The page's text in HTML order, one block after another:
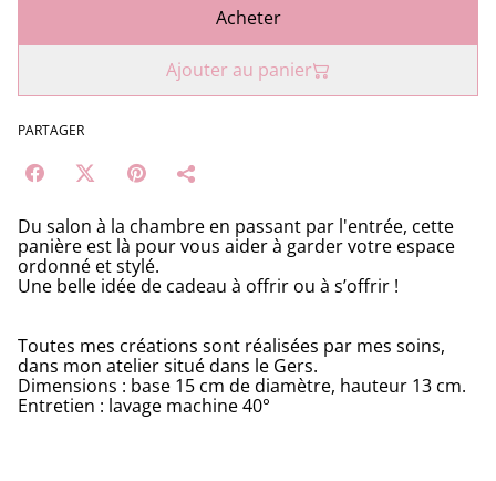
Acheter
Ajouter au panier
PARTAGER
Du salon à la chambre en passant par l'entrée, cette
panière est là pour vous aider à garder votre espace
ordonné et stylé.
Une belle idée de cadeau à offrir ou à s’offrir !
Toutes mes créations sont réalisées par mes soins,
dans mon atelier situé dans le Gers.
Dimensions : base 15 cm de diamètre, hauteur 13 cm.
Entretien : lavage machine 40°